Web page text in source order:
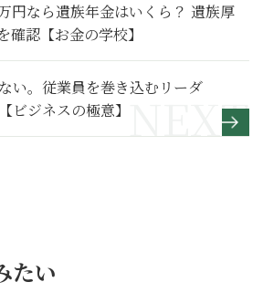
円なら遺族年金はいくら？ 遺族厚
確認【お金の学校】
い。従業員を巻き込むリーダ
ビジネスの極意】
たい